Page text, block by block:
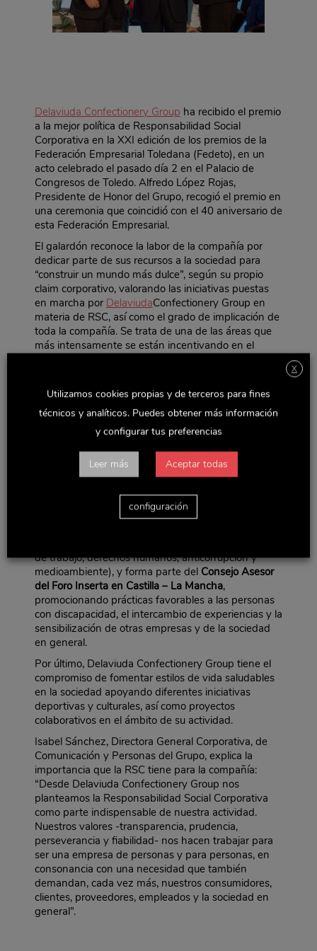
Delaviuda Confectionery Group ha recibido el premio
a la mejor política de Responsabilidad Social
Corporativa en la XXI edición de los premios de la
Federación Empresarial Toledana (Fedeto), en un
acto celebrado el pasado día 2 en el Palacio de
Congresos de Toledo. Alfredo López Rojas,
Presidente de Honor del Grupo, recogió el premio en
una ceremonia que coincidió con el 40 aniversario de
esta Federación Empresarial.
El galardón reconoce la labor de la compañía por
dedicar parte de sus recursos a la sociedad para
“construir un mundo más dulce”, según su propio
claim corporativo, valorando las iniciativas puestas
en marcha por DelaviudaConfectionery Group en
materia de RSC, así como el grado de implicación de
toda la compañía. Se trata de una de las áreas que
más intensamente se están incentivando en el
desarrollar acciones como“Vuelve a Casa por
Navidad” (a través de la Fundación Vuelve a Casa –
El Almendro), acción que nació con el objetivo de
ayudar a las familias a reencontrarse en estas fiestas
tan entrañables; ocampañas de donación de
con diferentes entidades, que durante el
pasado ejercicio alcanzaron un total de166.385
de productos donados.
Además, el grupo pertenece a laPlataforma contra
de trabajo, derechos humanos, anticorrupción y
medioambiente), y forma parte del Consejo Asesor
del Foro Inserta en Castilla – La Mancha,
promocionando prácticas favorables a las personas
con discapacidad, el intercambio de experiencias y la
sensibilización de otras empresas y de la sociedad
en general.
Por último, Delaviuda Confectionery Group tiene el
compromiso de fomentar estilos de vida saludables
en la sociedad apoyando diferentes iniciativas
deportivas y culturales, así como proyectos
colaborativos en el ámbito de su actividad.
Isabel Sánchez, Directora General Corporativa, de
Comunicación y Personas del Grupo, explica la
importancia que la RSC tiene para la compañía:
“Desde Delaviuda Confectionery Group nos
planteamos la Responsabilidad Social Corporativa
como parte indispensable de nuestra actividad.
Nuestros valores -transparencia, prudencia,
perseverancia y fiabilidad- nos hacen trabajar para
ser una empresa de personas y para personas, en
consonancia con una necesidad que también
demandan, cada vez más, nuestros consumidores,
clientes, proveedores, empleados y la sociedad en
general”.
X
Utilizamos cookies propias y de terceros para fines
técnicos y analíticos. Puedes obtener más información
y configurar tus preferencias
Leer más Aceptar todas
configuración